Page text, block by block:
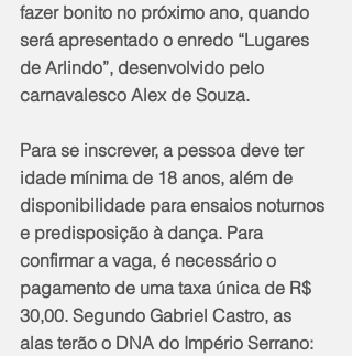
fazer bonito no próximo ano, quando
será apresentado o enredo “Lugares
de Arlindo”, desenvolvido pelo
carnavalesco Alex de Souza.
Para se inscrever, a pessoa deve ter
idade mínima de 18 anos, além de
disponibilidade para ensaios noturnos
e predisposição à dança. Para
confirmar a vaga, é necessário o
pagamento de uma taxa única de R$
30,00. Segundo Gabriel Castro, as
alas terão o DNA do Império Serrano: